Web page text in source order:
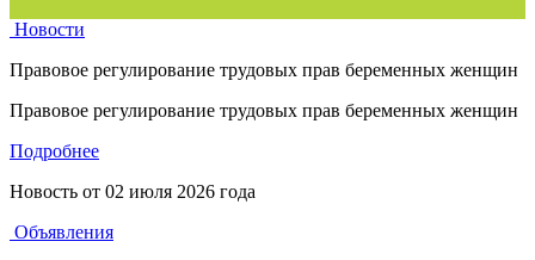
Новости
Правовое регулирование трудовых прав беременных женщин
Правовое регулирование трудовых прав беременных женщин
Подробнее
Новость от 02 июля 2026 года
Объявления